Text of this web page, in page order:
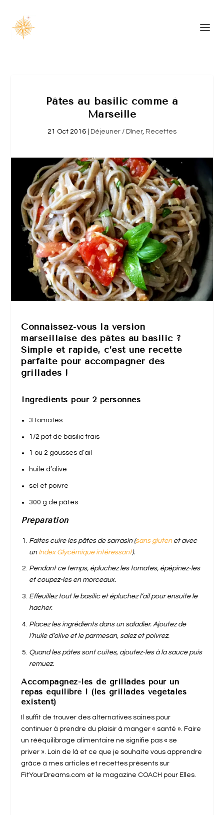
Pâtes au basilic comme à
Marseille
21 Oct 2016 Déjeuner / Dîner, Recettes
Connaissez-vous la version
marseillaise des pâtes au basilic ?
Simple et rapide, c’est une recette
parfaite pour accompagner des
grillades !
Ingrédients pour 2 personnes
3 tomates
1/2 pot de basilic frais
1 ou 2 gousses d’ail
huile d’olive
sel et poivre
300 g de pâtes
Préparation
Faites cuire les pâtes de sarrasin (sans glutenet avec
un Index Glycémique intéressant).
Pendant ce temps, épluchez les tomates, épépinez-les
et coupez-les en morceaux.
Effeuillez tout le basilic et épluchez l’ail pour ensuite le
hacher.
Placez les ingrédients dans un saladier. Ajoutez de
l’huile d’olive et le parmesan, salez et poivrez.
Quand les pâtes sont cuites, ajoutez-les à la sauce puis
remuez.
Accompagnez-les de grillades pour un
repas équilibré ! (les grillades végétales
existent)
Il suffit de trouver des alternatives saines pour
continuer à prendre du plaisir à manger « santé ». Faire
un rééquilibrage alimentaire ne signifie pas « se
priver ». Loin de là et ce que je souhaite vous apprendre
grâce à mes articles et recettes présents sur
FitYourDreams.com et le magazine COACH pour Elles.